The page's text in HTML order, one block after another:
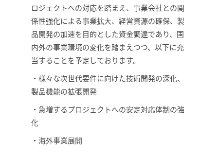
ロジェクトへの対応を踏まえ、事業会社との関
係性強化による事業拡大、経営資源の確保、製
品開発の加速を目的とした資金調達であり、国
内外の事業環境の変化を踏まえつつ、以下に充
当することを予定しております。
・様々な次世代要件に向けた技術開発の深化、
製品機能の拡張開発
・急増するプロジェクトへの安定対応体制の強
化
・海外事業展開